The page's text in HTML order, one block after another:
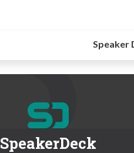
Speaker
SpeakerDeck